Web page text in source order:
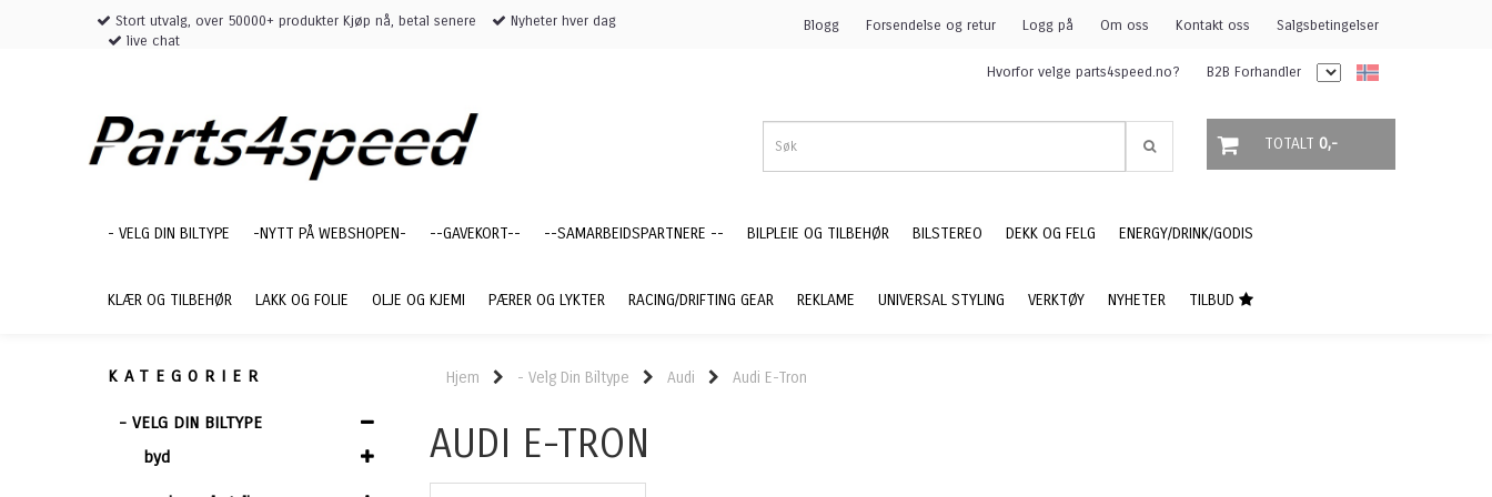
Stort utvalg, over 50000+ produkter Kjøp nå, betal senere
Nyheter hver dag
live chat
Blogg Forsendelse og retur Logg på Om oss Kontakt oss Salgsbetingelser
Hvorfor velge parts4speed.no? B2B Forhandler
TOTALT 0,-
- VELG DIN BILTYPE -NYTT PÅ WEBSHOPEN- --GAVEKORT-- --SAMARBEIDSPARTNERE -- BILPLEIE OG TILBEHØR BILSTEREO DEKK OG FELG ENERGY/DRINK/GODIS
KLÆR OG TILBEHØR LAKK OG FOLIE OLJE OG KJEMI PÆRER OG LYKTER RACING/DRIFTING GEAR REKLAME UNIVERSAL STYLING VERKTØY NYHETER TILBUD
KATEGORIER
- VELG DIN BILTYPE
byd
Hjem - Velg Din Biltype Audi Audi E-Tron
AUDI E-TRON